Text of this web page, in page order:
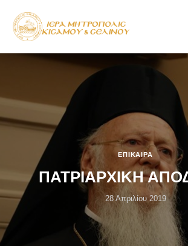
ΕΠΊΚΑΙΡΑ
ΠΑΤΡΙΑΡΧΙΚΗ
28 Απριλίου 2019